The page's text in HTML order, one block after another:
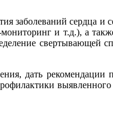
заболеваний сердца и
и т.д.), а
свертывающей
дать рекомендации